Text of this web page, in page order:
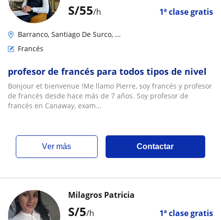
S/55/h 1ª clase gratis
Barranco, Santiago De Surco, ...
Francés
profesor de francés para todos tipos de nivel
Bonjour et bienvenue !Me llamo Pierre, soy francés y profesor
de francés desde hace más de 7 años. Soy profesor de
francés en Canaway, exam...
ver más Contactar
S/5/h 1ª clase gratis
Milagros Patricia